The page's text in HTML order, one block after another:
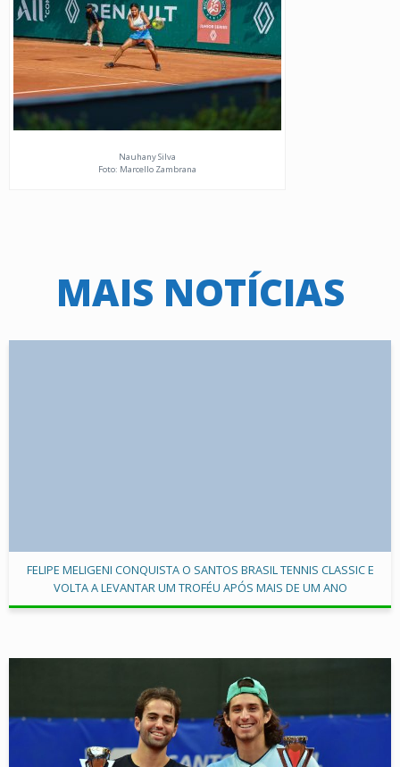
Nauhany Silva
Foto: Marcello Zambrana
MAIS NOTÍCIAS
FELIPE MELIGENI CONQUISTA O SANTOS BRASIL TENNIS CLASSIC E
VOLTA A LEVANTAR UM TROFÉU APÓS MAIS DE UM ANO